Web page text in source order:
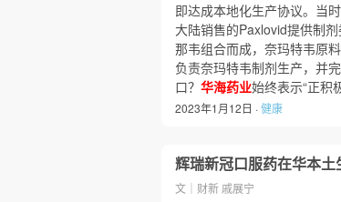
即达成本地化生产协议。当时
大陆销售的Paxlovid提供制
那韦组合而成，奈玛特韦原
负责奈玛特韦制剂生产，并
口？ 华海药业始终表示“正
2023年1月12日 ·健康
辉瑞新冠口服药在华本土
文｜财新 戚展宁